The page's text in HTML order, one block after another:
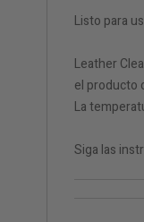
Listo para
Leather
el producto
La
Siga las